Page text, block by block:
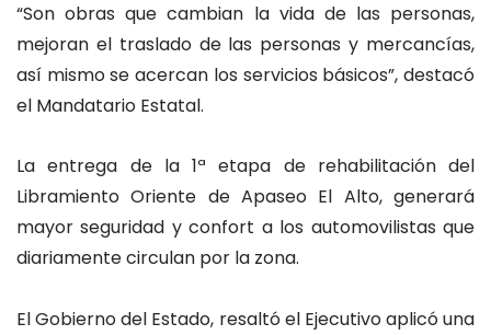
“Son obras que cambian la vida de las personas,
mejoran el traslado de las personas y mercancías,
así mismo se acercan los servicios básicos”, destacó
el Mandatario Estatal.
La entrega de la 1ª etapa de rehabilitación del
Libramiento Oriente de Apaseo El Alto, generará
mayor seguridad y confort a los automovilistas que
diariamente circulan por la zona.
El Gobierno del Estado, resaltó el Ejecutivo aplicó una